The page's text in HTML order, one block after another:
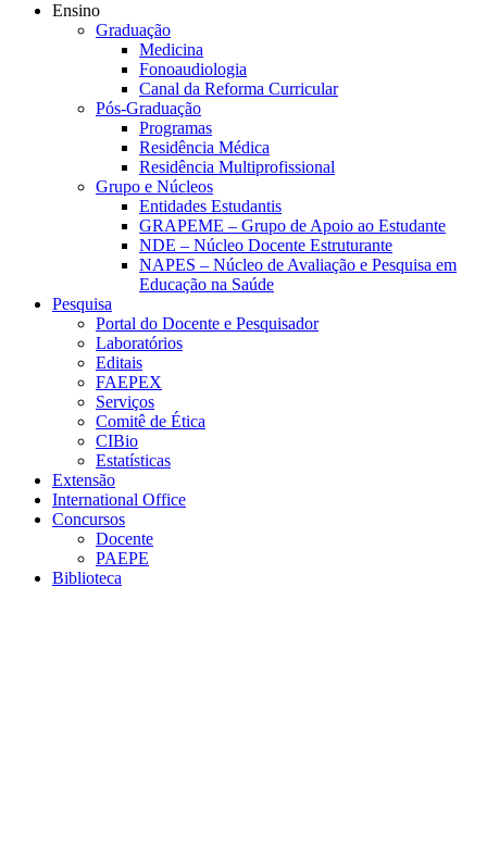
Ensino
Graduação
Medicina
Fonoaudiologia
Canal da Reforma Curricular
Pós-Graduação
Programas
Residência Médica
Residência Multiprofissional
Grupo e Núcleos
Entidades Estudantis
GRAPEME – Grupo de Apoio ao Estudante
NDE – Núcleo Docente Estruturante
NAPES – Núcleo de Avaliação e Pesquisa em
Educação na Saúde
Pesquisa
Portal do Docente e Pesquisador
Laboratórios
Editais
FAEPEX
Serviços
Comitê de Ética
CIBio
Estatísticas
Extensão
International Office
Concursos
Docente
PAEPE
Biblioteca